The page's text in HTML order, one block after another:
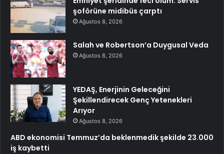
şoförüne midibüs çarptı
Ağustos 8, 2026
Salah ve Robertson’a Duygusal Veda
Ağustos 8, 2026
YEDAŞ, Enerjinin Geleceğini
Şekillendirecek Genç Yetenekleri
Arıyor
Ağustos 8, 2026
ABD ekonomisi Temmuz’da beklenmedik şekilde 23.000
iş kaybetti